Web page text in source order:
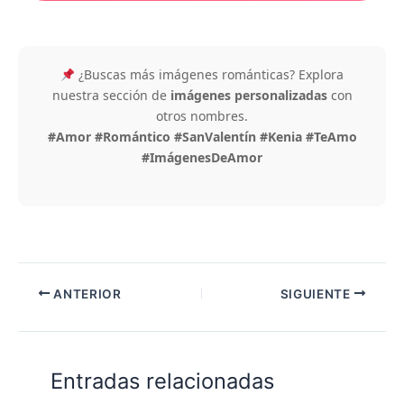
¿Buscas más imágenes románticas? Explora
nuestra sección de imágenes personalizadascon
otros nombres.
#Amor #Romántico #SanValentín #Kenia #TeAmo
#ImágenesDeAmor
ANTERIOR SIGUIENTE
Entradas relacionadas